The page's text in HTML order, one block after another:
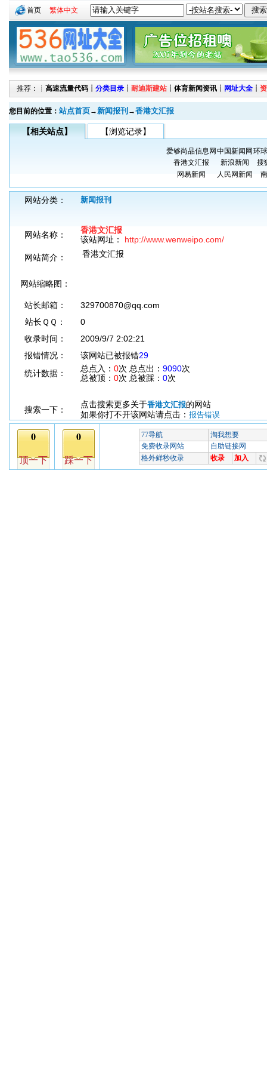
首页 繁体中文
推荐：┊ 高速流量代码 ┊ 分类目录 ┊ 耐迪斯建站 ┊ 体育新闻资讯 ┊ 网址大全 ┊
您目前的位置： 站点首页→新闻报刊 →香港文汇报
【相关站点】 【浏览记录】
爱够尚品信息网 中国新闻网 环
香港文汇报
新浪新闻
搜
网易新闻
人民网新闻
网站分类： 新闻报刊
网站名称：
香港文汇报
该站网址： http://www.wenweipo.com/
网站简介：
香港文汇报
网站缩略图：
站长邮箱：
329700870@qq.com
站长ＱＱ：
0
收录时间：
2009/9/7 2:02:21
报错情况：
该网站已被报错29
统计数据：
总点入： 0次 总点出： 9090次
总被顶： 0次 总被踩： 0次
搜索一下：
点击搜索更多关于香港文汇报的网站
如果你打不开该网站请点击： 报告错误